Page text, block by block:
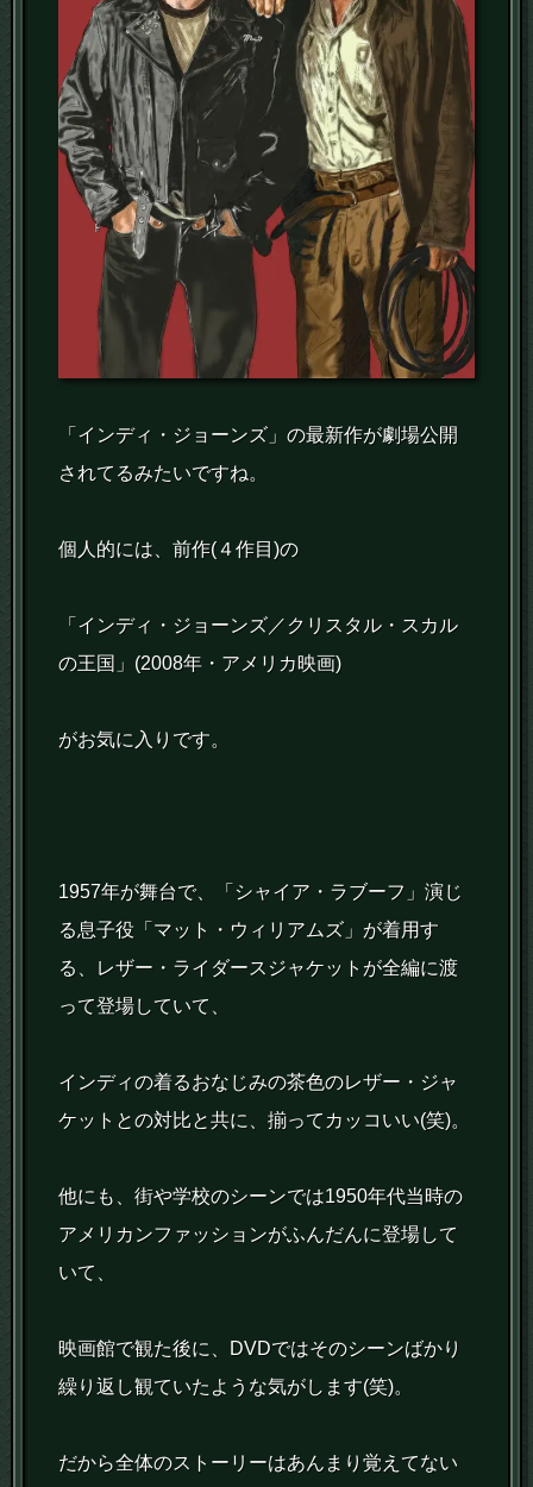
「インディ・ジョーンズ」の最新作が劇場公開
されてるみたいですね。
個人的には、前作(４作目)の
「インディ・ジョーンズ／クリスタル・スカル
の王国」(2008年・アメリカ映画)
がお気に入りです。
1957年が舞台で、「シャイア・ラブーフ」演じ
る息子役「マット・ウィリアムズ」が着用す
る、レザー・ライダースジャケットが全編に渡
って登場していて、
インディの着るおなじみの茶色のレザー・ジャ
ケットとの対比と共に、揃ってカッコいい(笑)。
他にも、街や学校のシーンでは1950年代当時の
アメリカンファッションがふんだんに登場して
いて、
映画館で観た後に、DVDではそのシーンばかり
繰り返し観ていたような気がします(笑)。
だから全体のストーリーはあんまり覚えてない